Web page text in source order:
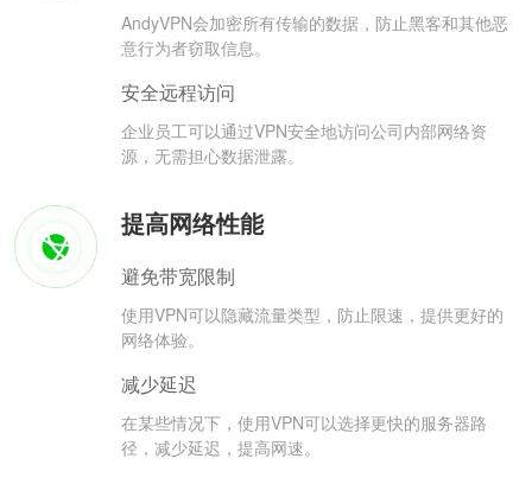
AndyVPN会加密所有传输的数据，防止黑客和其他恶
意行为者窃取信息。
安全远程访问
企业员工可以通过VPN安全地访问公司内部网络资
源，无需担心数据泄露。
提高网络性能
避免带宽限制
使用VPN可以隐藏流量类型，防止限速，提供更好的
网络体验。
减少延迟
在某些情况下，使用VPN可以选择更快的服务器路
径，减少延迟，提高网速。